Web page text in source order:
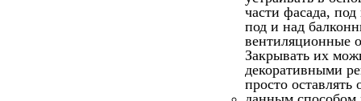
части фасада,
под и над
вентиляционные
Закрывать их
декоративными
просто оставлять